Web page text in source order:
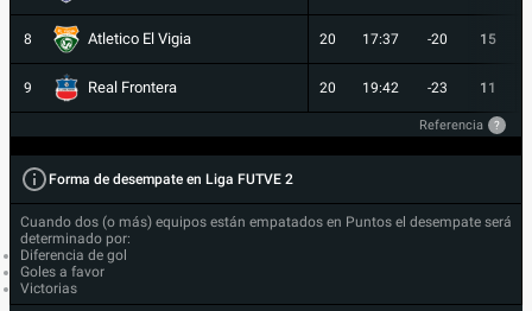
8 Atletico El Vigia 20 17:37 -20 15
9 Real Frontera 20 19:42 -23 11
Referencia ?
Forma de desempate en Liga FUTVE 2
Cuando dos (o más) equipos están empatados en Puntos el desempate será
determinado por:
Diferencia de gol
Goles a favor
Victorias